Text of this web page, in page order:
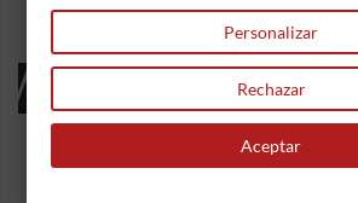
16 OTROS PRODUCTOS
CATEGORÍA:
Personalizar
Rechazar
Aceptar